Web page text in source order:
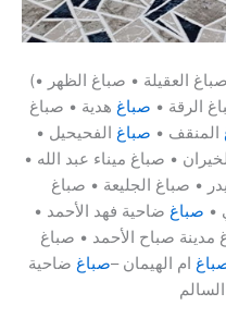
(العقيلة • صباغ الظهر •
الرقة • صباغ هدية • صباغ
المنقف • صباغ الفحيحيل •
• صباغ ميناء عبد الله •
• صباغ الجليعة • صباغ
• صباغ ضاحية فهد الأحمد •
مدينة صباح الأحمد • صباغ
ام الهيمان –صباغ ضاحية